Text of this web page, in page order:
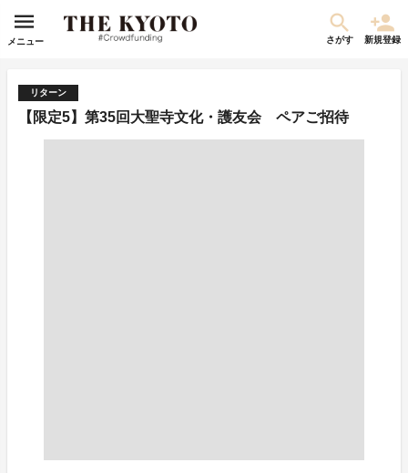
メニュー さがす 新規登録
リターン
【限定5】第35回大聖寺文化・護友会 ペアご招待